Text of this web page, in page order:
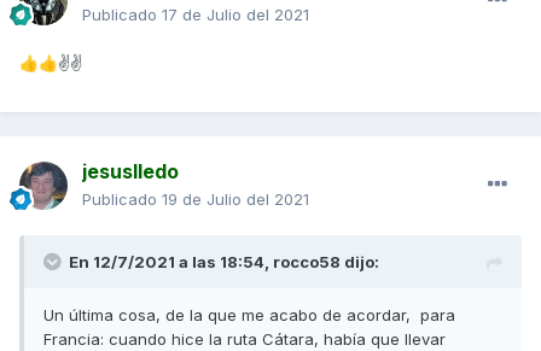
Publicado 17 de Julio del 2021
👍👍✌✌
jesuslledo
Publicado 19 de Julio del 2021
En 12/7/2021 a las 18:54, rocco58 dijo:
Un última cosa, de la que me acabo de acordar, para
Francia: cuando hice la ruta Cátara, había que llevar